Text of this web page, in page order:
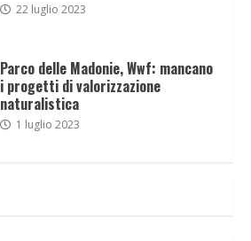
22 luglio 2023
Parco delle Madonie, Wwf: mancano
i progetti di valorizzazione
naturalistica
1 luglio 2023